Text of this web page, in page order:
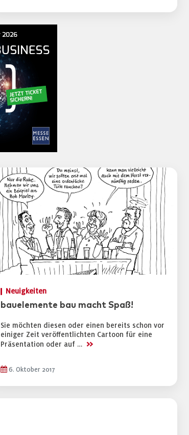
Neuigkeiten
bauelemente bau macht Spaß!
Sie möchten diesen oder einen bereits schon vor
einiger Zeit veröffentlichten Cartoon für eine
Präsentation oder auf … >>
6. Oktober 2017